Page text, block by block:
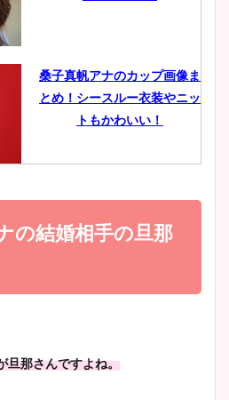
豊島実季アナのカップ画像ま
とめ！美脚や水着姿に年齢も
宇賀神メグアナのニット画像
池谷実悠アナのメガネ画像が
桑子真帆アナのカップ画像ま
とめ！シースルー衣装やニッ
トもかわいい！
小室瑛莉子のカップ画像まと
め！足が美脚でニット衣装も
かわいい！
wikiプロフもチェック！
の結婚相手の旦那
旦那さんですよね。